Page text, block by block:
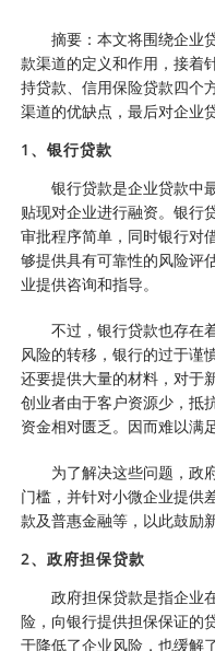
摘要：本文将围绕企业
款渠道的定义和作用，接着
持贷款、信用保险贷款四个
渠道的优缺点，最后对企业
1、银行贷款
银行贷款是企业贷款中
贴现对企业进行融资。银行
审批程序简单，同时银行对
够提供具有可靠性的风险评
业提供咨询和指导。
不过，银行贷款也存在
风险的转移，银行的过于谨
还要提供大量的材料，对于
创业者由于客户资源少，抵
资金相对匮乏。因而难以满
为了解决这些问题，政
门槛，并针对小微企业提供
款及普惠金融等，以此鼓励
2、政府担保贷款
政府担保贷款是指企业
险，向银行提供担保保证的
于降低了企业风险，也缓解